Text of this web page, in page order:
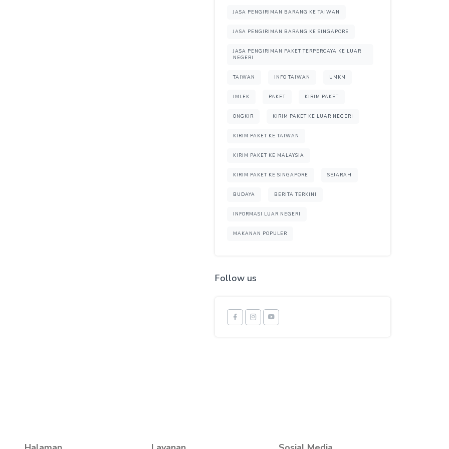
JASA PENGIRIMAN BARANG KE TAIWAN
JASA PENGIRIMAN BARANG KE SINGAPORE
JASA PENGIRIMAN PAKET TERPERCAYA KE LUAR
NEGERI
TAIWAN INFO TAIWAN UMKM
IMLEK PAKET KIRIM PAKET
ONGKIR KIRIM PAKET KE LUAR NEGERI
KIRIM PAKET KE TAIWAN
KIRIM PAKET KE MALAYSIA
KIRIM PAKET KE SINGAPORE SEJARAH
BUDAYA BERITA TERKINI
INFORMASI LUAR NEGERI
MAKANAN POPULER
Follow us